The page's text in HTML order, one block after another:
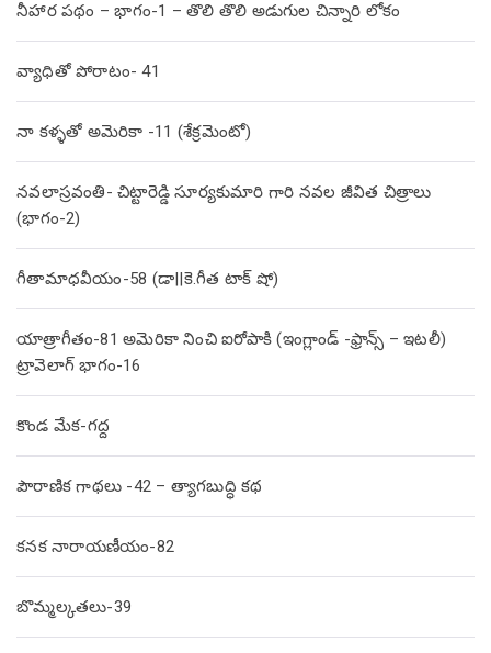
నీహార పథం – భాగం-1 – తొలి తొలి అడుగుల చిన్నారి లోకం
వ్యాధితో పోరాటం- 41
నా కళ్ళతో అమెరికా -11 (శేక్రమెంటో)
నవలాస్రవంతి- చిట్టారెడ్డి సూర్యకుమారి గారి నవల జీవిత చిత్రాలు
(భాగం-2)
గీతామాధవీయం-58 (డా||కె.గీత టాక్ షో)
యాత్రాగీతం-81 అమెరికా నించి ఐరోపాకి (ఇంగ్లాండ్ -ఫ్రాన్స్ – ఇటలీ)
ట్రావెలాగ్ భాగం-16
కొండ మేక-గద్ద
పౌరాణిక గాథలు -42 – త్యాగబుద్ధి కథ
కనక నారాయణీయం-82
బొమ్మల్కతలు-39